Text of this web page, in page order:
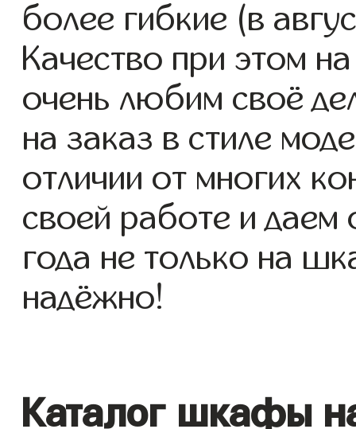
более гибкие (в
Качество при этом
очень любим своё
на заказ в стиле
отличии от многих
своей работе и
года не только на
надёжно!
Каталог шкафы